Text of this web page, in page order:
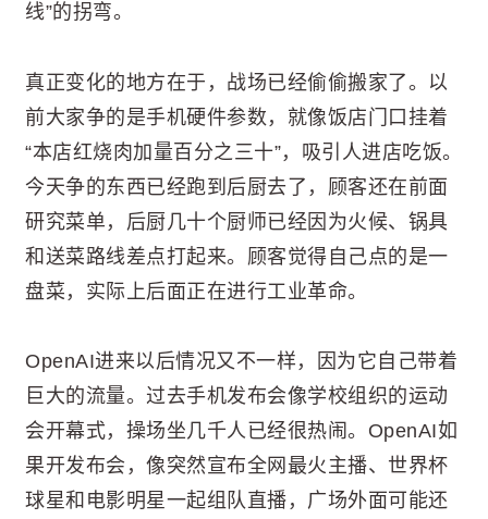
线”的拐弯。
真正变化的地方在于，战场已经偷偷搬家了。以
前大家争的是手机硬件参数，就像饭店门口挂着
“本店红烧肉加量百分之三十”，吸引人进店吃饭。
今天争的东西已经跑到后厨去了，顾客还在前面
研究菜单，后厨几十个厨师已经因为火候、锅具
和送菜路线差点打起来。顾客觉得自己点的是一
盘菜，实际上后面正在进行工业革命。
OpenAI进来以后情况又不一样，因为它自己带着
巨大的流量。过去手机发布会像学校组织的运动
会开幕式，操场坐几千人已经很热闹。OpenAI如
果开发布会，像突然宣布全网最火主播、世界杯
球星和电影明星一起组队直播，广场外面可能还